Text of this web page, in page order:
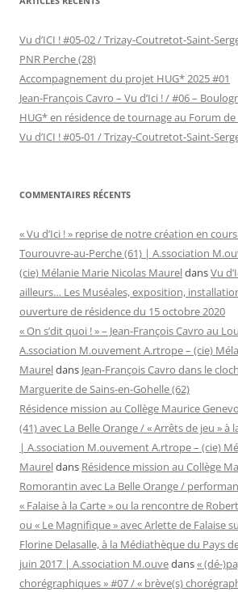
Vu d’ICI ! #05-02 / Trizay-Coutretot-Saint-
PNR Perche (28)
Accompagnement du projet HUG* 2025 #01
Jean-François Cavro – Vu d’Ici ! / #06 –
HUG* en résidence de tournage au Forum de
Vu d’ICI ! #05-01 / Trizay-Coutretot-Saint-
COMMENTAIRES RÉCENTS
« Vu d’Ici ! » reprise de notre création en
Tourouvre-au-Perche (61) | A.ssociation
(cie) Mélanie Marie Nicolas MaureldansVu
ailleurs… Les Muséales, exposition,
ouverture de résidence du 15 octobre 2020
« On s’dit quoi ! » – Jean-François Cavro au
A.ssociation M.ouvement A.rtrope – (cie)
Maureldans Jean-François Cavro dans le
Marguerite de Sains-en-Gohelle (62)
Résidence mission au Collège Maurice
(41) avec La Belle Orange / « Arrêts de jeu » à
| A.ssociation M.ouvement A.rtrope – (cie)
Maureldans Résidence mission au Collège
Romorantin avec La Belle Orange /
« Falaise à la Carte » ou la rencontre de
ou « Le Magnifique » avec Arlette de Falaise
Florine Delasalle, à la Médiathèque du Pays
juin 2017 | A.ssociation M.ouvedans« (dé-
chorégraphiques » #07 / « brève(s)